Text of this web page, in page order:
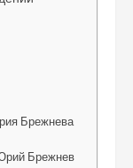
Брежнева
Брежнев